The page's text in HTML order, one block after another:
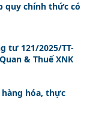
quy chính thức có
tư 121/2025/TT-
& Thuế XNK
hóa, thực